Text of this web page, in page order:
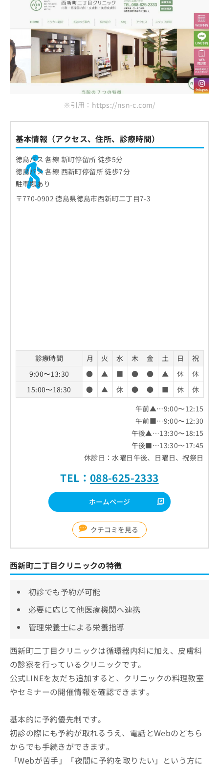
※引用：https://nsn-c.com/
基本情報（アクセス、住所、診療時間）
徳島バス 各線 新町停留所 徒歩5分
徳島バス 各線 西新町停留所 徒歩7分
駐車場あり
〒770-0902 徳島県徳島市西新町二丁目7-3
診療時間 月 火 水 木 金 土 日
祝
9:00〜13:30
● ▲ ■ ● ● ▲ 休
休
15:00〜18:30
● ▲ 休 ● ● ■ 休
休
午前▲…9:00〜12:15
午前■…9:00〜12:30
午後▲…13:30〜18:15
午後■…13:30〜17:45
休診日：水曜日午後、日曜日、祝祭日
TEL： 088-625-2333
ホームページ
クチコミを見る
西新町二丁目クリニックの特徴
初診でも予約が可能
必要に応じて他医療機関へ連携
管理栄養士による栄養指導
西新町二丁目クリニックは循環器内科に加え、皮膚科
の診察を行っているクリニックです。
公式LINEを友だち追加すると、クリニックの料理教室
やセミナーの開催情報を確認できます。
基本的に予約優先制です。
初診の際にも予約が取れるうえ、電話とWebのどちら
からでも手続きができます。
「Webが苦手」「夜間に予約を取りたい」という方に